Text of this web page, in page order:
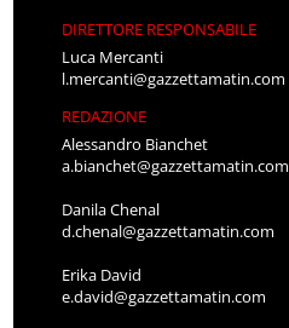
DIRETTORE RESPONSABILE
Luca Mercanti
l.mercanti@gazzettamatin.com
REDAZIONE
Alessandro Bianchet
a.bianchet@gazzettamatin.com
Danila Chenal
d.chenal@gazzettamatin.com
Erika David
e.david@gazzettamatin.com